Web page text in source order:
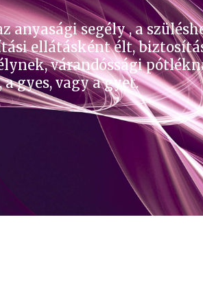
segély , a
ellátásként élt,
várandóssági
gyes, vagy a gyet.